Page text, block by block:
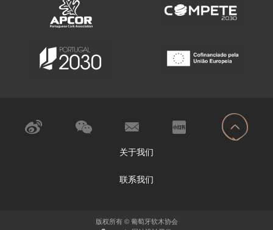
关于我们
联系我们
版权所有 © 葡萄牙软木协会